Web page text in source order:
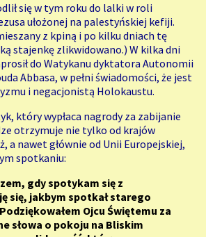
się w tym roku do lalki w roli
ułożonej na palestyńskiej kefiji.
z kpiną i po kilku dniach tę
stajenkę zlikwidowano.) W kilka dni
do Watykanu dyktatora Autonomii
Abbasa, w pełni świadomości, że jest
i negacjonistą Holokaustu.
który wypłaca nagrody za zabijanie
otrzymuje nie tylko od krajów
a nawet głównie od Unii Europejskiej,
spotkaniu:
gdy spotykam się z
się, jakbym spotkał starego
Ojcu Świętemu za
słowa o pokoju na Bliskim